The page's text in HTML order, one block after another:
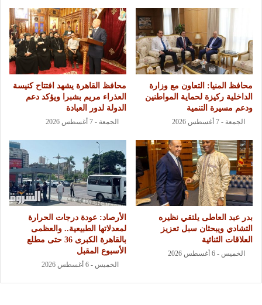
محافظ المنيا: التعاون مع وزارة
الداخلية ركيزة لحماية المواطنين
ودعم مسيرة التنمية
الجمعة - 7 أغسطس 2026
محافظ القاهرة يشهد افتتاح كنيسة
العذراء مريم بشبرا ويؤكد دعم
الدولة لدور العبادة
الجمعة - 7 أغسطس 2026
بدر عبد العاطى يلتقي نظيره
التشادي ويبحثان سبل تعزيز
العلاقات الثنائية
الخميس - 6 أغسطس 2026
الأرصاد: عودة درجات الحرارة
لمعدلاتها الطبيعية.. والعظمى
بالقاهرة الكبرى 36 حتى مطلع
الأسبوع المقبل
الخميس - 6 أغسطس 2026